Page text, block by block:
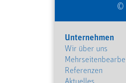
©
Unternehmen
Wir über uns
Referenzen